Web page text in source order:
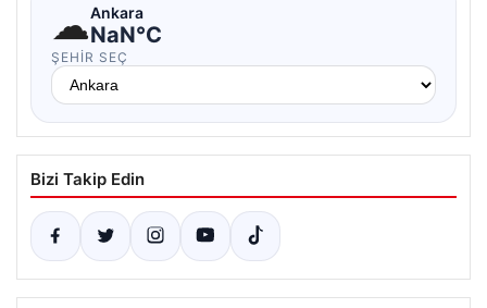
☁Ankara
NaN°C
ŞEHIR SEÇ
Bizi Takip Edin